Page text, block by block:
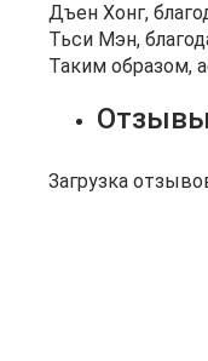
Дъен Хонг,
Тьси Мэн,
Таким образом,
Загрузка